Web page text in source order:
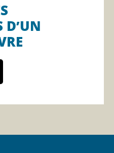
D’UN